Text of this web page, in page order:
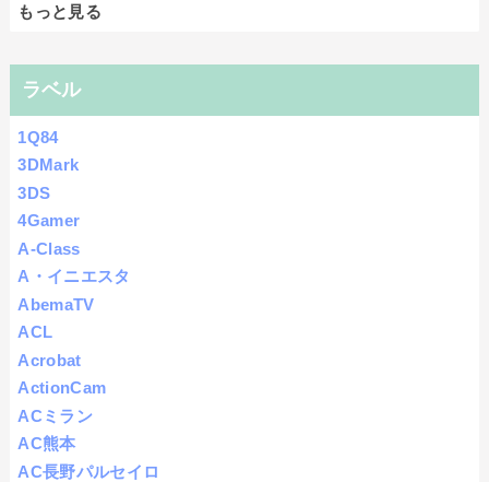
もっと見る
ラベル
1Q84
3DMark
3DS
4Gamer
A-Class
A・イニエスタ
AbemaTV
ACL
Acrobat
ActionCam
ACミラン
AC熊本
AC長野パルセイロ